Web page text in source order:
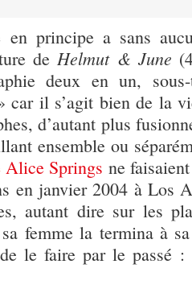
en principe a sans
deHelmut & June
deux en un,
car il s’agit bien de la
d’autant plus
ensemble ou
Alice Springs ne
en janvier 2004 à Los
autant dire sur les
sa femme la termina à
le faire par le passé